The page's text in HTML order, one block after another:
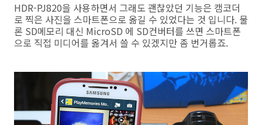
HDR-PJ820을 사용하면서 그래도 괜찮았던 기능은 캠코더
로 찍은 사진을 스마트폰으로 옮길 수 있었다는 것 입니다. 물
론 SD메모리 대신 MicroSD 에 SD컨버터를 쓰면 스마트폰
으로 직접 미디어를 옮겨서 쓸 수 있겠지만 좀 번거롭죠.